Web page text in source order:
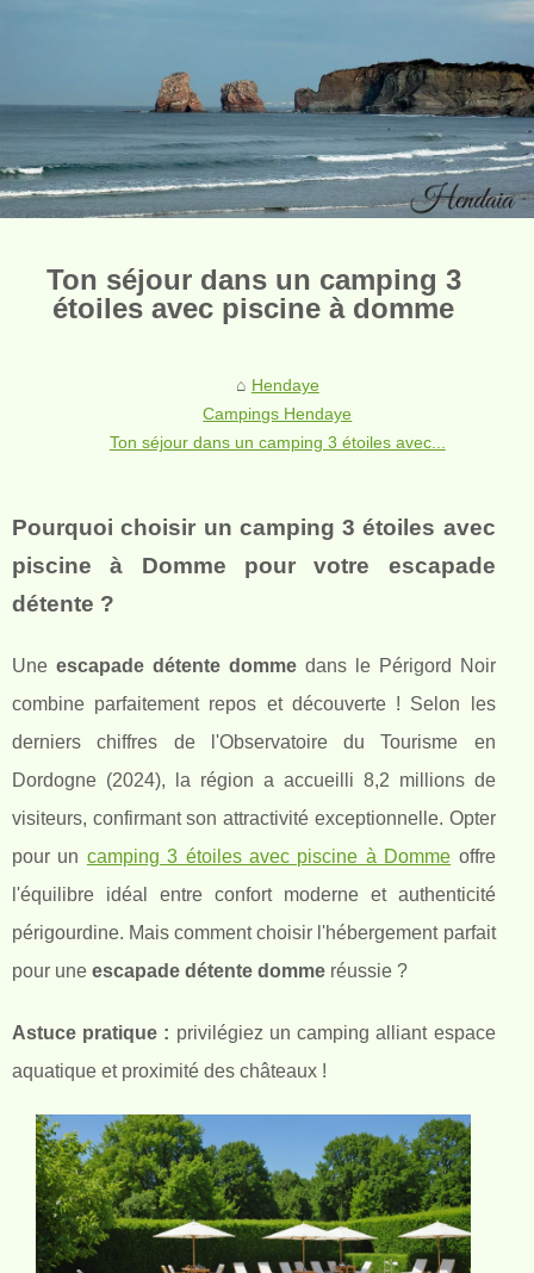
Ton séjour dans un camping 3
étoiles avec piscine à domme
Hendaye
Campings Hendaye
Ton séjour dans un camping 3 étoiles avec...
Pourquoi choisir un camping 3 étoiles avec
piscine à Domme pour votre escapade
détente ?
Une escapade détente dommedans le Périgord Noir
combine parfaitement repos et découverte ! Selon les
derniers chiffres de l'Observatoire du Tourisme en
Dordogne (2024), la région a accueilli 8,2 millions de
visiteurs, confirmant son attractivité exceptionnelle. Opter
pour un camping 3 étoiles avec piscine à Domme offre
l'équilibre idéal entre confort moderne et authenticité
périgourdine. Mais comment choisir l'hébergement parfait
pour une escapade détente domme réussie ?
Astuce pratique : privilégiez un camping alliant espace
aquatique et proximité des châteaux !